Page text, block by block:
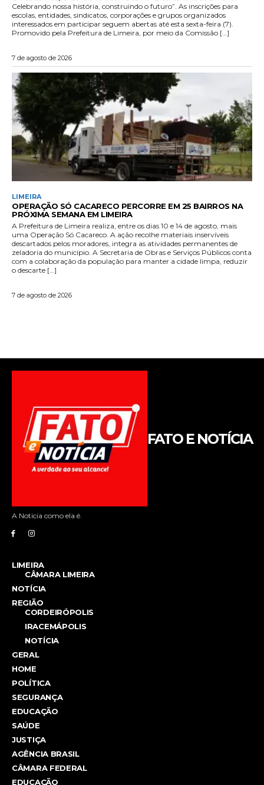
FATO E NOTÍCIA
A Noticia como ela é.
LIMEIRA
CÂMARA LIMEIRA
NOTÍCIA
REGIÃO
CORDEIRÓPOLIS
IRACEMÁPOLIS
NOTÍCIA
GERAL
HOME
POLÍTICA
SEGURANÇA
EDUCAÇÃO
SAÚDE
JUSTIÇA
AGÊNCIA BRASIL
CÂMARA FEDERAL
EDUCAÇÃO